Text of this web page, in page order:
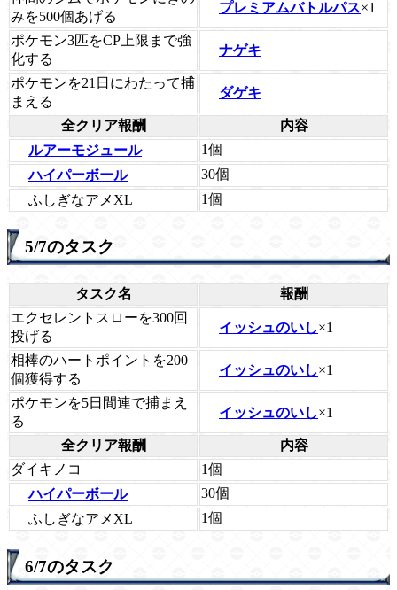
みを500個あげる
プレミアムバトルパス×1
ポケモン3匹をCP上限まで強
化する
ナゲキ
ポケモンを21日にわたって捕
まえる
ダゲキ
全クリア報酬
内容
ルアーモジュール
1個
ハイパーボール
30個
ふしぎなアメXL
1個
5/7のタスク
タスク名
報酬
エクセレントスローを300回
投げる
イッシュのいし×1
相棒のハートポイントを200
個獲得する
イッシュのいし×1
ポケモンを5日間連で捕まえ
る
イッシュのいし×1
全クリア報酬
内容
ダイキノコ
1個
ハイパーボール
30個
ふしぎなアメXL
1個
6/7のタスク